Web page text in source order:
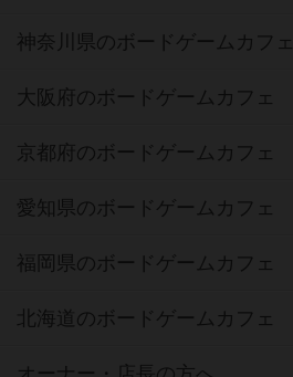
神奈川県のボードゲームカフェ
大阪府のボードゲームカフェ
京都府のボードゲームカフェ
愛知県のボードゲームカフェ
福岡県のボードゲームカフェ
北海道のボードゲームカフェ